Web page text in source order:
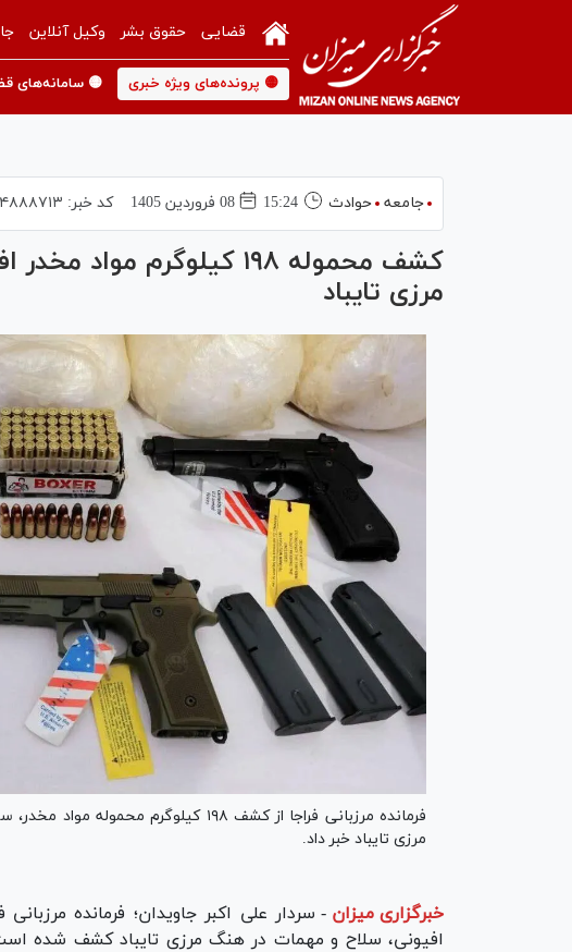
قضایی حقوق بشر وکیل آنلاین
🟡 پرونده‌های ویژه خبری 🟡 سامانه‌های
جامعه حوادث 15:24 08 فروردين 1405 کد خبر: ۴۸۸۸۷۱۳
کشف محموله ۱۹۸ کیلوگرم
مرزی تایباد
فرمانده مرزبانی فراجا از کشف ۱۹۸
مرزی تایباد خبر داد.
خبرگزاری میزان -
افیونی، سلاح و مهمات در هنگ مرزی تایباد کشف شده